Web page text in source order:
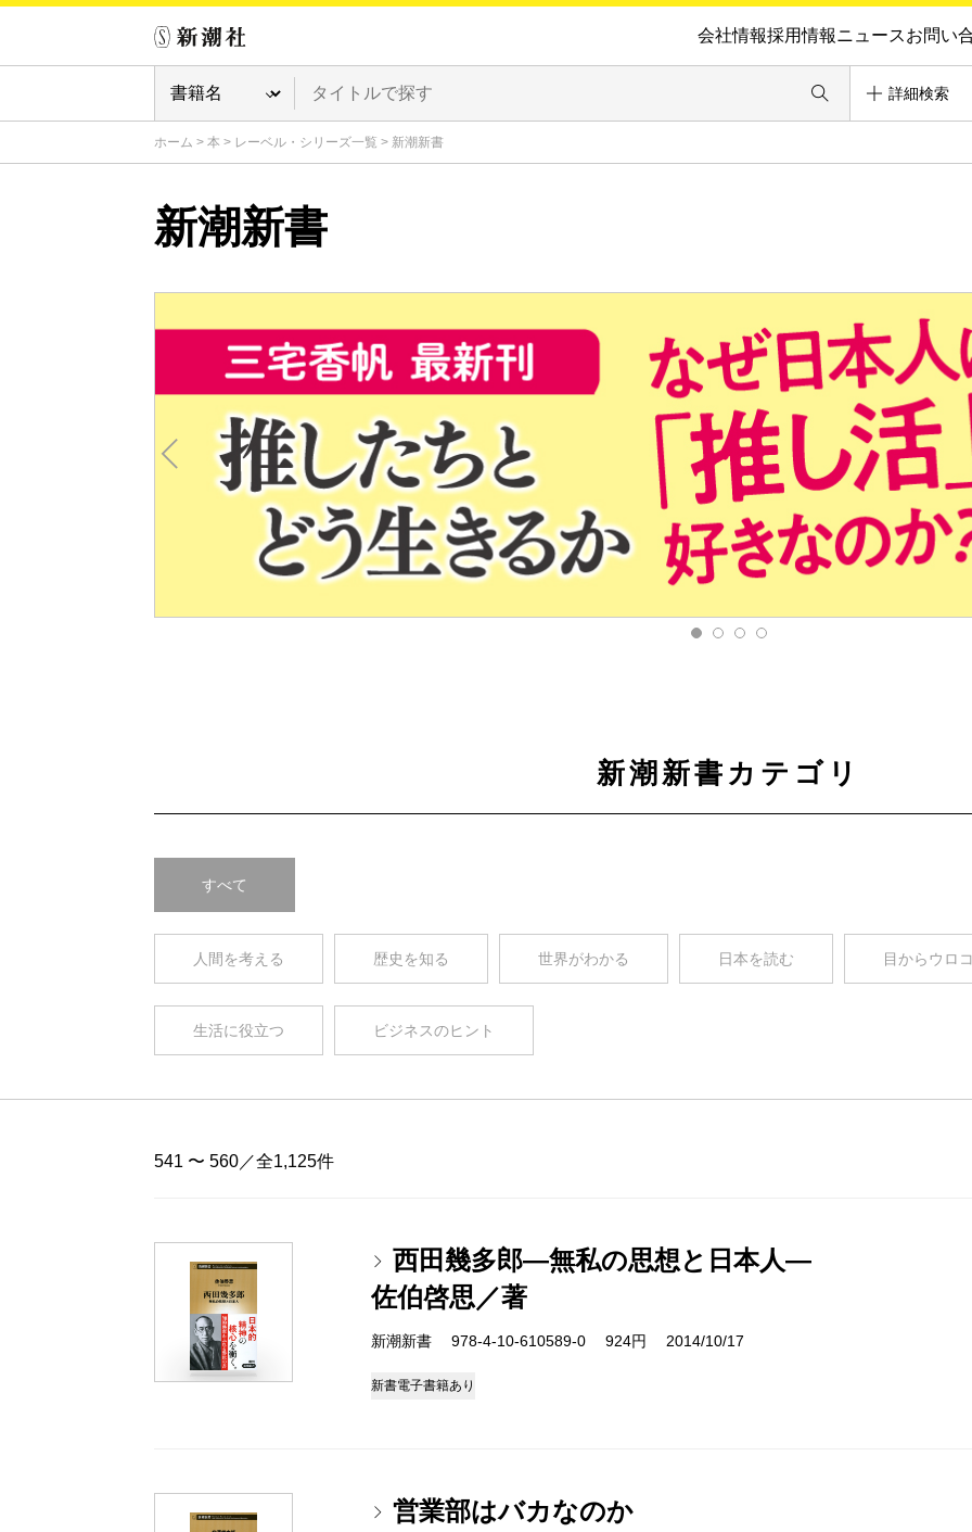
会社情報採用情報ニュースお問い
詳細検索
ホーム > 本 > レーベル・シリーズ一覧 > 新潮新書
新潮新書
新潮新書カテゴリ
すべて
人間を考える 歴史を知る 世界がわかる 日本を読む 目からウロ
生活に役立つ ビジネスのヒント
541 〜 560／全1,125件
西田幾多郎―無私の思想と日本人―
佐伯啓思／著
新潮新書 978-4-10-610589-0 924円 2014/10/17
新書電子書籍あり
営業部はバカなのか